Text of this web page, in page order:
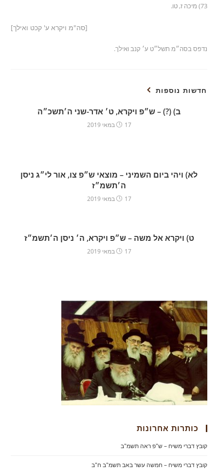
73) מיכה ז, טו.
[סה"מ ויקרא ע' קכט ואילך]
נדפס בסה״מ תשל״ט ע׳ קנב ואילך.
חדשות נוספות
ב) (?) – ש״פ ויקרא, ט׳ אדר-שני ה׳תשכ״ה
17 במאי 2019
לא) ויהי ביום השמיני – מוצאי ש״פ צו, אור לי״ג ניסן
ה׳תשמ״ז
17 במאי 2019
ט) ויקרא אל משה – ש״פ ויקרא, ה׳ ניסן ה׳תשמ״ז
17 במאי 2019
כותרות אחרונות
קובץ דברי משיח – ש"פ ראה תשמ"ב
קובץ דברי משיח – חמשה עשר באב תשמ"ב ח"ב